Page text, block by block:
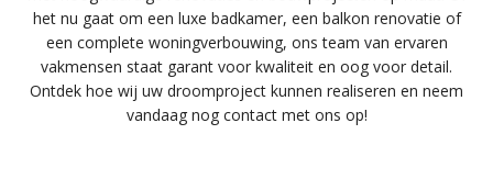
het nu gaat om een luxe badkamer, een balkon renovatie of
een complete woningverbouwing, ons team van ervaren
vakmensen staat garant voor kwaliteit en oog voor detail.
Ontdek hoe wij uw droomproject kunnen realiseren en neem
vandaag nog contact met ons op!